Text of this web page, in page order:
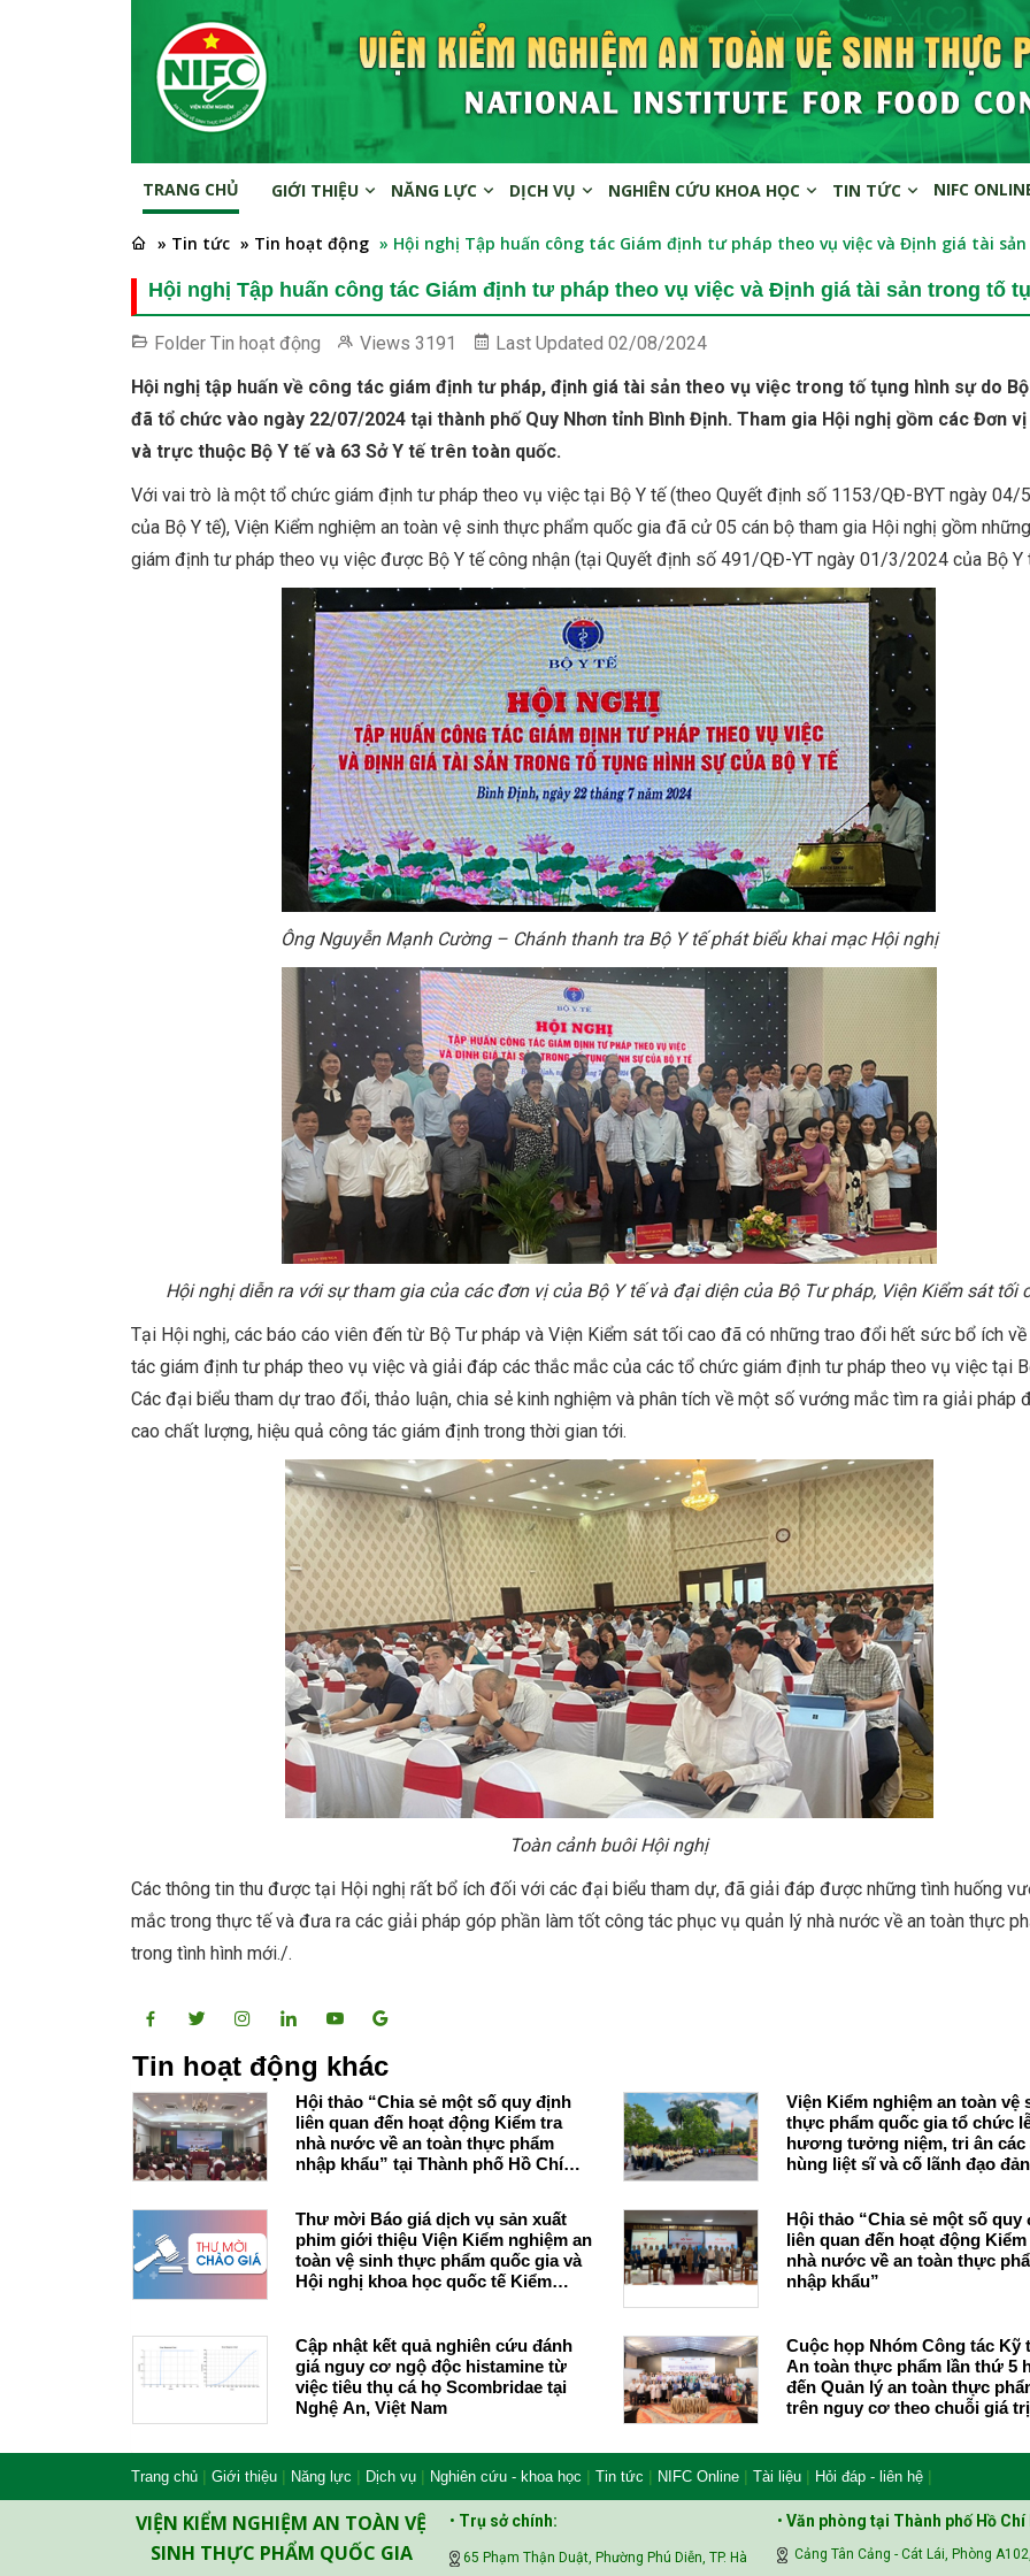
TRANG CHỦ GIỚI THIỆU NĂNG LỰC DỊCH VỤ NGHIÊN CỨU KHOA HỌC TIN TỨC NIFC
» Tin tức » Tin hoạt động » Hội nghị Tập huấn công tác Giám định tư pháp theo vụ việc và Định giá tài
Hội nghị Tập huấn công tác Giám định tư pháp theo vụ việc và Định giá tài sản trong tố
Folder Tin hoạt động Views 3191 Last Updated 02/08/2024
Hội nghị tập huấn về công tác giám định tư pháp, định giá tài sản theo vụ việc trong tố tụng hình sự do
đã tổ chức vào ngày 22/07/2024 tại thành phố Quy Nhơn tỉnh Bình Định. Tham gia Hội nghị gồm các Đơn
và trực thuộc Bộ Y tế và 63 Sở Y tế trên toàn quốc.
Với vai trò là một tổ chức giám định tư pháp theo vụ việc tại Bộ Y tế (theo Quyết định số 1153/QĐ-BYT ngày 04/
của Bộ Y tế), Viện Kiểm nghiệm an toàn vệ sinh thực phẩm quốc gia đã cử 05 cán bộ tham gia Hội nghị gồm
giám định tư pháp theo vụ việc được Bộ Y tế công nhận (tại Quyết định số 491/QĐ-YT ngày 01/3/2024 của Bộ Y
Ông Nguyễn Mạnh Cường – Chánh thanh tra Bộ Y tế phát biểu khai mạc Hội nghị
Hội nghị diễn ra với sự tham gia của các đơn vị của Bộ Y tế và đại diện của Bộ Tư pháp, Viện Kiểm sát tối
Tại Hội nghị, các báo cáo viên đến từ Bộ Tư pháp và Viện Kiểm sát tối cao đã có những trao đổi hết sức bổ ích
tác giám định tư pháp theo vụ việc và giải đáp các thắc mắc của các tổ chức giám định tư pháp theo vụ việc tại
Các đại biểu tham dự trao đổi, thảo luận, chia sẻ kinh nghiệm và phân tích về một số vướng mắc tìm ra giải pháp
cao chất lượng, hiệu quả công tác giám định trong thời gian tới.
Toàn cảnh buôi Hội nghị
Các thông tin thu được tại Hội nghị rất bổ ích đối với các đại biểu tham dự, đã giải đáp được những tình huống
mắc trong thực tế và đưa ra các giải pháp góp phần làm tốt công tác phục vụ quản lý nhà nước về an toàn thực
trong tình hình mới./.
Tin hoạt động khác
Hội thảo “Chia sẻ một số quy định
liên quan đến hoạt động Kiểm tra
nhà nước về an toàn thực phẩm
nhập khẩu” tại Thành phố Hồ Chí
Viện Kiểm nghiệm an toàn vệ
thực phẩm quốc gia tổ chức
hương tưởng niệm, tri ân các
hùng liệt sĩ và cố lãnh đạo
Thư mời Báo giá dịch vụ sản xuất
phim giới thiệu Viện Kiểm nghiệm an
toàn vệ sinh thực phẩm quốc gia và
Hội nghị khoa học quốc tế Kiểm
Hội thảo “Chia sẻ một số quy
liên quan đến hoạt động Kiểm
nhà nước về an toàn thực
nhập khẩu”
Cập nhật kết quả nghiên cứu đánh
giá nguy cơ ngộ độc histamine từ
việc tiêu thụ cá họ Scombridae tại
Nghệ An, Việt Nam
Cuộc họp Nhóm Công tác Kỹ
An toàn thực phẩm lần thứ 5
đến Quản lý an toàn thực
trên nguy cơ theo chuỗi giá trị
Trang chủ | Giới thiệu | Năng lực | Dịch vụ | Nghiên cứu - khoa học | Tin tức | NIFC Online | Tài liệu | Hỏi đáp - liên hệ |
VIỆN KIỂM NGHIỆM AN TOÀN VỆ
SINH THỰC PHẨM QUỐC GIA
• Trụ sở chính:
65 Phạm Thận Duật, Phường Phú Diễn, TP. Hà
• Văn phòng tại Thành phố Hồ Chí
Cảng Tân Cảng - Cát Lái, Phòng